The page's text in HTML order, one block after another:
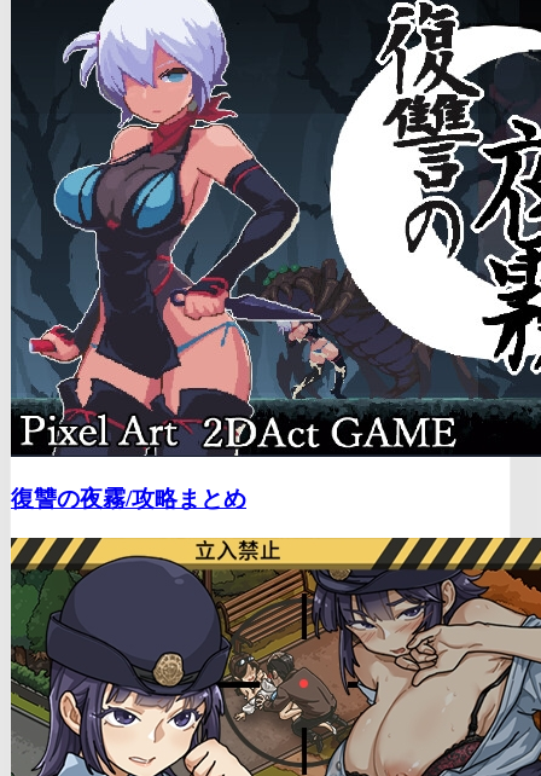
復讐の夜霧/攻略まとめ